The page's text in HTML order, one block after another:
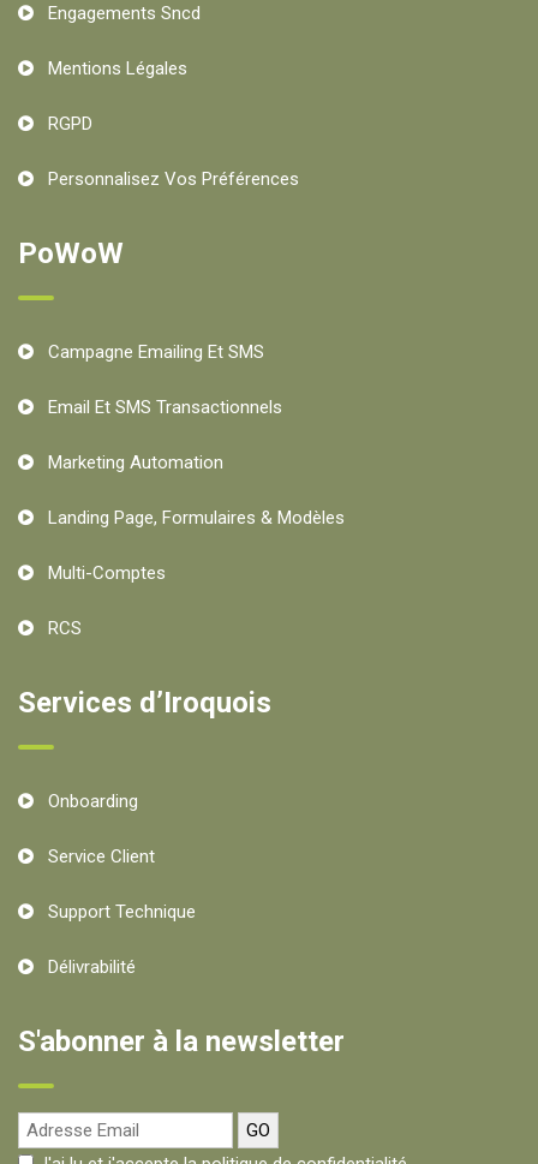
Engagements Sncd
Mentions Légales
RGPD
Personnalisez Vos Préférences
PoWoW
Campagne Emailing Et SMS
Email Et SMS Transactionnels
Marketing Automation
Landing Page, Formulaires & Modèles
Multi-Comptes
RCS
Services d’Iroquois
Onboarding
Service Client
Support Technique
Délivrabilité
S'abonner à la newsletter